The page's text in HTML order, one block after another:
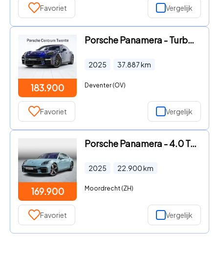
Favoriet Vergelijk
183.900
Porsche Panamera - Turbo E-Hybrid
2025 37.887km
Deventer (OV)
Favoriet Vergelijk
169.900
Porsche Panamera - 4.0 Turbo E-Hybrid Burmester|Nachtzicht
2025 22.900km
Moordrecht (ZH)
Favoriet Vergelijk